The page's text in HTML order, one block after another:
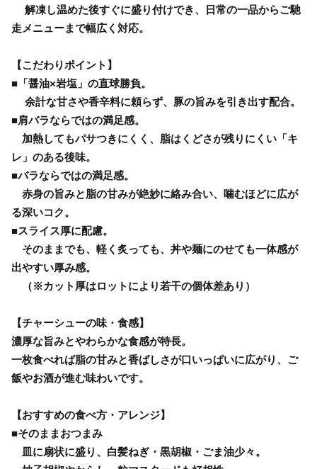
解凍し温めた後すぐに盛り付けでき、日常の一品からご馳
走メニューまで幅広く対応。
【こだわりポイント】
■「醤油×岩塩」の直球勝負。
余計な甘さや香辛料に頼らず、豚の旨みを引き出す配合。
■肩バラならではの満足感。
加熱してもパサつきにくく、脂はくどさが残りにくい「キ
レ」のある後味。
■バラならではの満足感。
赤身の旨みと脂の甘みが絶妙に絡み合い、噛むほどに広が
る深いコク。
■スライス厚に配慮。
そのままでも、軽く炙っても、丼や麺にのせても一体感が
出やすい厚み感。
（※カット厚はロットにより若干の個体差あり）
【チャーシューの味・食感】
濃厚な旨みとやわらかな食感が特長。
一枚食べれば脂の甘みと香ばしさが口いっぱいに広がり、ご
飯やお酒が進む味わいです。
【おすすめの食べ方・アレンジ】
■そのままおつまみ
皿に扇状に盛り、白髪ねぎ・黒胡椒・ごま油少々。